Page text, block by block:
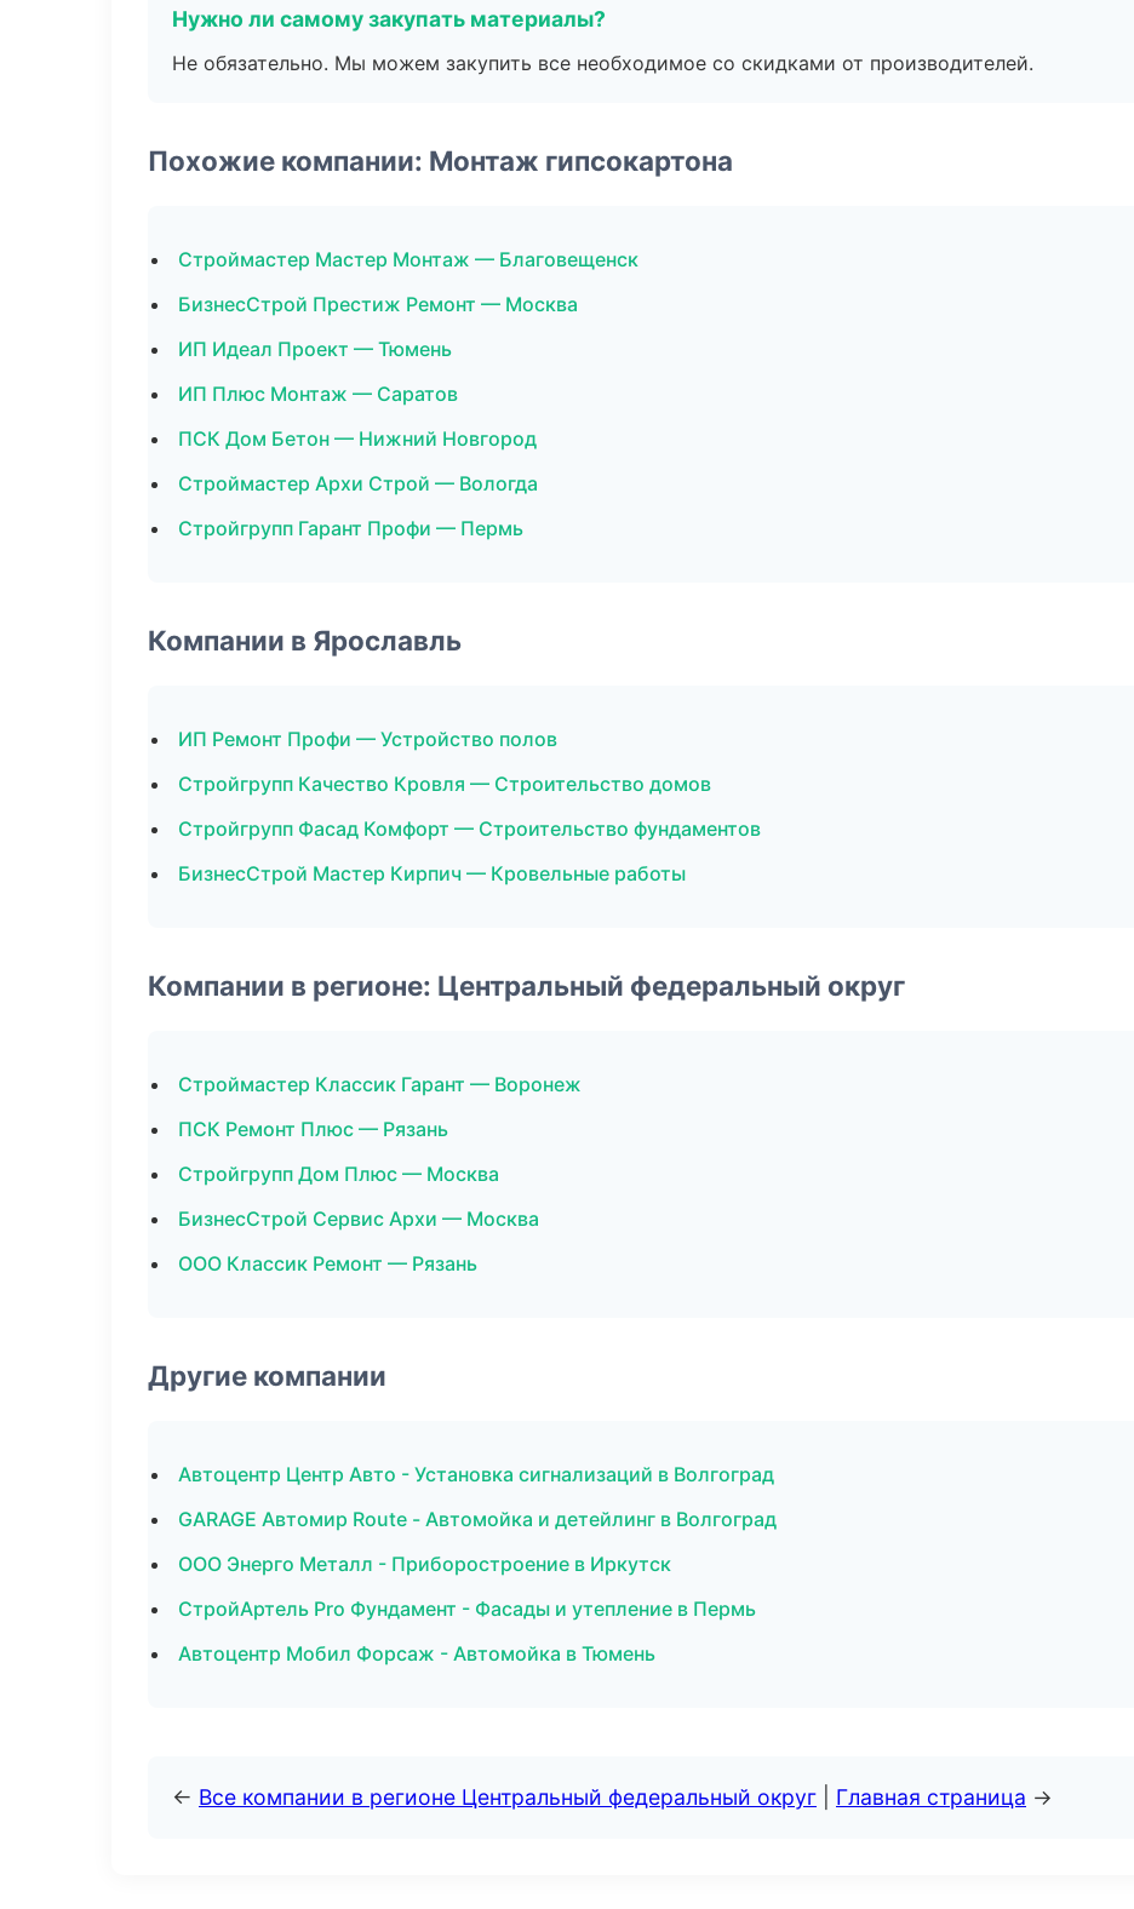
Нужно ли самому закупать материалы?
Не обязательно. Мы можем закупить все необходимое со скидками от производителей.
Похожие компании: Монтаж гипсокартона
Строймастер Мастер Монтаж — Благовещенск
БизнесСтрой Престиж Ремонт — Москва
ИП Идеал Проект — Тюмень
ИП Плюс Монтаж — Саратов
ПСК Дом Бетон — Нижний Новгород
Строймастер Архи Строй — Вологда
Стройгрупп Гарант Профи — Пермь
Компании в Ярославль
ИП Ремонт Профи — Устройство полов
Стройгрупп Качество Кровля — Строительство домов
Стройгрупп Фасад Комфорт — Строительство фундаментов
БизнесСтрой Мастер Кирпич — Кровельные работы
Компании в регионе: Центральный федеральный округ
Строймастер Классик Гарант — Воронеж
ПСК Ремонт Плюс — Рязань
Стройгрупп Дом Плюс — Москва
БизнесСтрой Сервис Архи — Москва
ООО Классик Ремонт — Рязань
Другие компании
Автоцентр Центр Авто - Установка сигнализаций в Волгоград
GARAGE Автомир Route - Автомойка и детейлинг в Волгоград
ООО Энерго Металл - Приборостроение в Иркутск
СтройАртель Pro Фундамент - Фасады и утепление в Пермь
Автоцентр Мобил Форсаж - Автомойка в Тюмень
← Все компании в регионе Центральный федеральный округ Главная страница →